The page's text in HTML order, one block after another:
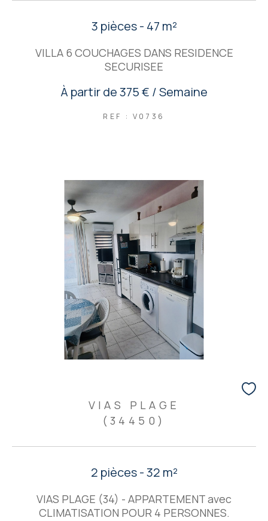
3 pièces - 47 m²
VILLA 6 COUCHAGES DANS RESIDENCE
SECURISEE
À partir de375 € / Semaine
REF : V0736
VIAS PLAGE
(34450)
2 pièces - 32 m²
VIAS PLAGE (34) - APPARTEMENT avec
CLIMATISATION POUR 4 PERSONNES.